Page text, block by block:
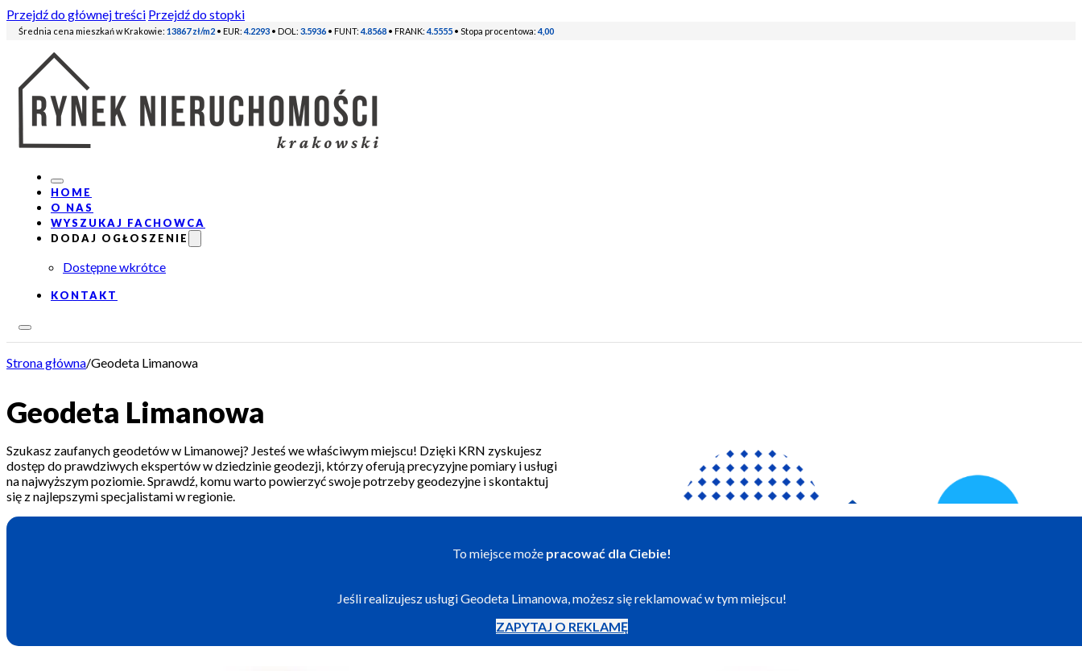
Przejdź do głównej treści Przejdź do stopki
Średnia cena mieszkań w Krakowie: 13867 zł/m2 • EUR: 4.2293 • DOL: 3.5936 • FUNT: 4.8568 • FRANK: 4.5555 • Stopa procentowa: 4,00
HOME
O NAS
WYSZUKAJ FACHOWCA
DODAJ OGŁOSZENIE
Dostępne wkrótce
KONTAKT
Strona główna/Geodeta Limanowa
Geodeta Limanowa
Szukasz zaufanych geodetów w Limanowej? Jesteś we właściwym miejscu! Dzięki KRN zyskujesz
dostęp do prawdziwych ekspertów w dziedzinie geodezji, którzy oferują precyzyjne pomiary i usługi
na najwyższym poziomie. Sprawdź, komu warto powierzyć swoje potrzeby geodezyjne i skontaktuj
się z najlepszymi specjalistami w regionie.
To miejsce może pracować dla Ciebie!
Jeśli realizujesz usługi Geodeta Limanowa, możesz się reklamować w tym miejscu!
ZAPYTAJ O REKLAMĘ